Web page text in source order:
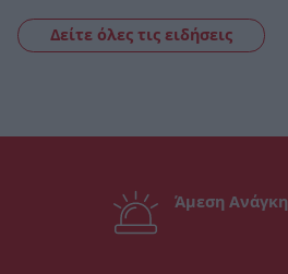
Δείτε όλες τις ειδήσεις
Άμεση Ανάγκη